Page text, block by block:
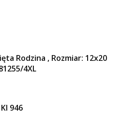
Rodzina , Rozmiar: 12x20
4XL
946